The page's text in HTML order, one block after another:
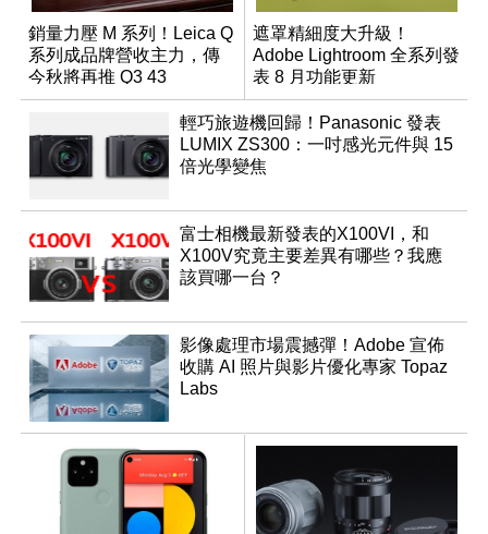
銷量力壓 M 系列！Leica Q
系列成品牌營收主力，傳
今秋將再推 Q3 43
Monochrom
遮罩精細度大升級！
Adobe Lightroom 全系列發
表 8 月功能更新
輕巧旅遊機回歸！Panasonic 發表
LUMIX ZS300：一吋感光元件與 15
倍光學變焦
富士相機最新發表的X100VI，和
X100V究竟主要差異有哪些？我應
該買哪一台？
影像處理市場震撼彈！Adobe 宣佈
收購 AI 照片與影片優化專家 Topaz
Labs